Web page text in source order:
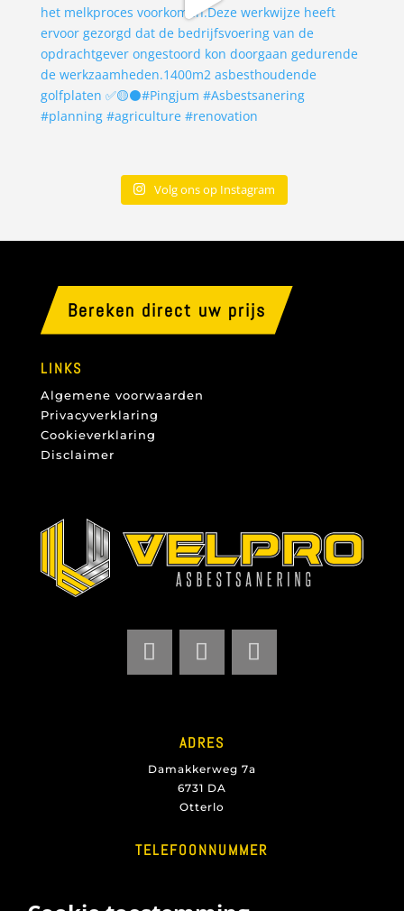
Volg ons op Instagram
Bereken direct uw prijs
LINKS
Algemene voorwaarden
Privacyverklaring
Cookieverklaring
Disclaimer
ADRES
Damakkerweg 7a
6731 DA
Otterlo
TELEFOONNUMMER